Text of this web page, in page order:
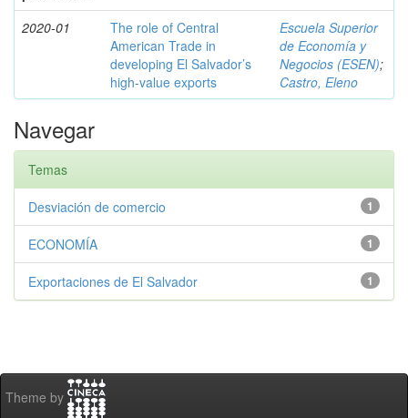
2020-01
The role of Central
American Trade in
developing El Salvador’s
high-value exports
Escuela Superior
de Economía y
Negocios (ESEN);
Castro, Eleno
Navegar
Temas
1
Desviación de comercio
1
ECONOMÍA
1
Exportaciones de El Salvador
Theme by